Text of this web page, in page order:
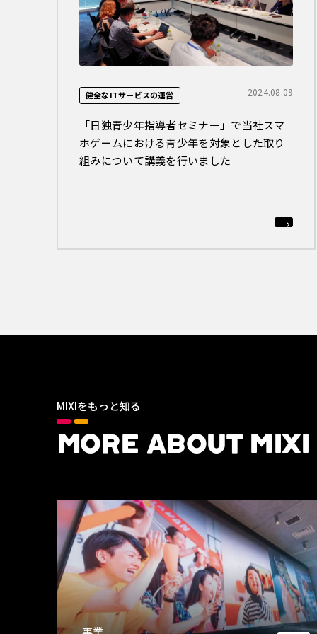
健全なITサービスの運営 2024.08.09
「日独青少年指導者セミナー」で当社スマ
ホゲームにおける青少年を対象とした取り
組みについて講義を行いました
MIXIをもっと知る
MORE ABOUT MIXI